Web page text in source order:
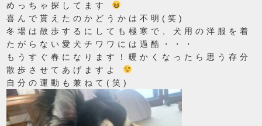
めっちゃ探してます
喜んで貰えたのかどうかは不明(笑)
冬場は散歩するにしても極寒で、犬用の洋服を着
たがらない愛犬チワワには過酷・・・
もうすぐ春になります！暖かくなったら思う存分
散歩させてあげますよ
自分の運動も兼ねて(笑)